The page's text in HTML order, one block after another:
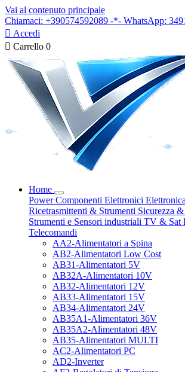
Vai al contenuto principale
Chiamaci: +390574592089 -*- WhatsApp:
 Accedi
 Carrello 0
Home
PowerComponenti Elettronici Elettronica
Ricetrasmittenti & Strumenti Sicurezza
Strumenti e Sensori industriali TV & Sat
Telecomandi
AA2-Alimentatori a Spina
AB2-Alimentatori Low Cost
AB31-Alimentatori 5V
AB32A-Alimentatori 10V
AB32-Alimentatori 12V
AB33-Alimentatori 15V
AB34-Alimentatori 24V
AB35A1-Alimentatori 36V
AB35A2-Alimentatori 48V
AB35-Alimentatori MULTI
AC2-Alimentatori PC
AD2-Inverter